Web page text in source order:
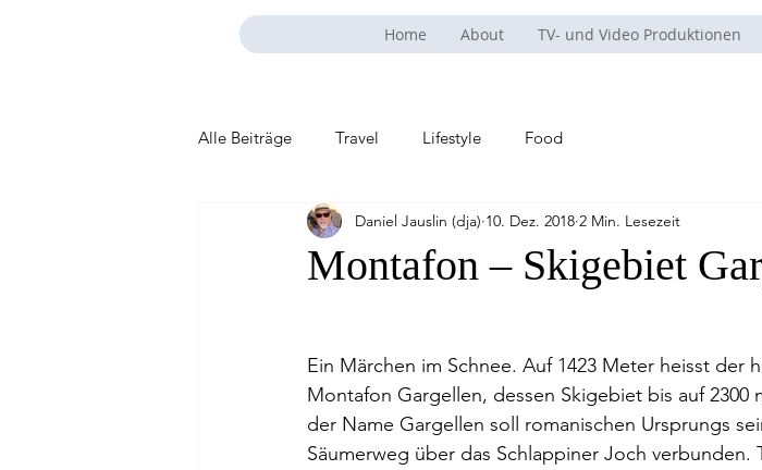
Home About TV- und Video Produktionen
Alle Beiträge Travel Lifestyle Food
Montafon – Skigebiet
Daniel Jauslin (dja) 10. Dez. 2018 2 Min. Lesezeit
Ein Märchen im Schnee. Auf 1423 Meter heisst
Montafon Gargellen, dessen Skigebiet bis auf 2300
der Name Gargellen soll romanischen Ursprungs
Säumerweg über das Schlappiner Joch verbunden.